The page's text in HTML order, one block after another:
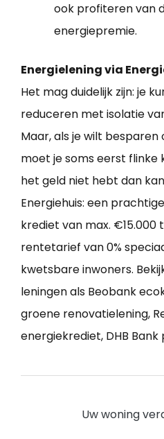
ook profiteren van
energiepremie.
Energielening via
Het mag duidelijk zijn: je
reduceren met isolatie
Maar, als je wilt
moet je soms eerst flinke
het geld niet hebt dan
Energiehuis: een
krediet van max. €15.000
rentetarief van 0%
kwetsbare inwoners.
leningen als Beobank
groene renovatielening,
energiekrediet, DHB Bank
Uw woning